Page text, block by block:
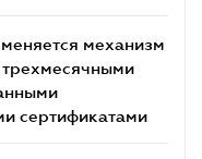
меняется механизм
сертификатами